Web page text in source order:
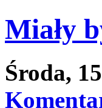
Miały
Środa,